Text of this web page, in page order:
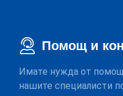
Помощ и
Имате нужда от
нашите специалисти